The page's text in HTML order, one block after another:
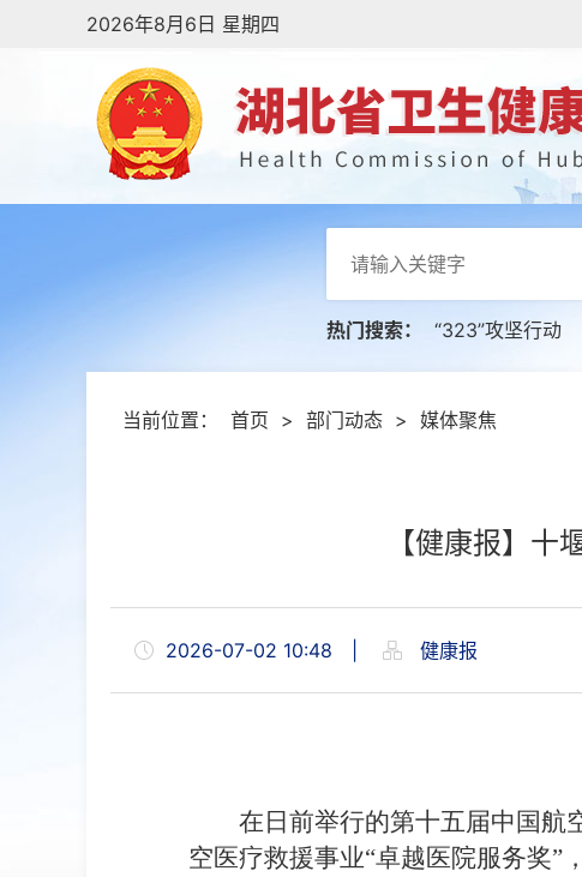
2026年8月6日 星期四
热门搜索： “323”攻坚行动
当前位置： 首页 > 部门动态 > 媒体聚焦
【健康报】十
2026-07-02 10:48 健康报
在日前举行的第十五届中国航
空医疗救援事业“卓越医院服务奖